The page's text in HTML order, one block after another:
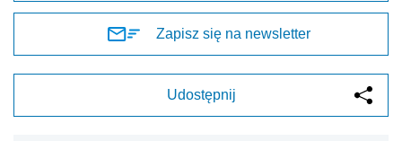
Zapisz się na newsletter
Udostępnij